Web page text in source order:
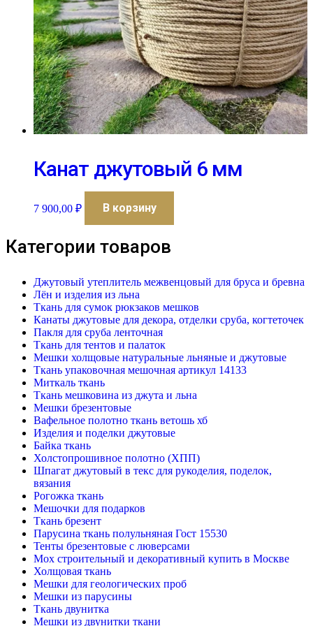
Канат джутовый 6 мм
7 900,00 ₽ В корзину
Категории товаров
Джутовый утеплитель межвенцовый для бруса и бревна
Лён и изделия из льна
Ткань для сумок рюкзаков мешков
Канаты джутовые для декора, отделки сруба, когтеточек
Пакля для сруба ленточная
Ткань для тентов и палаток
Мешки холщовые натуральные льняные и джутовые
Ткань упаковочная мешочная артикул 14133
Миткаль ткань
Ткань мешковина из джута и льна
Мешки брезентовые
Вафельное полотно ткань ветошь хб
Изделия и поделки джутовые
Байка ткань
Холстопрошивное полотно (ХПП)
Шпагат джутовый в текс для рукоделия, поделок,
вязания
Рогожка ткань
Мешочки для подарков
Ткань брезент
Парусина ткань полульняная Гост 15530
Тенты брезентовые с люверсами
Мох строительный и декоративный купить в Москве
Холщовая ткань
Мешки для геологических проб
Мешки из парусины
Ткань двунитка
Мешки из двунитки ткани